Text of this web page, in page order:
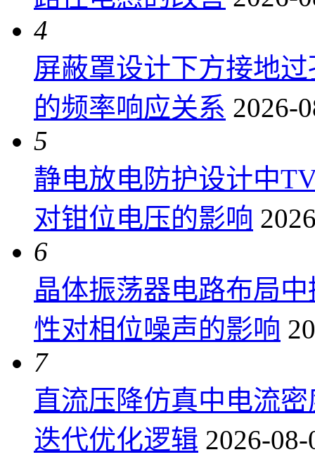
4
屏蔽罩设计下方接地
的频率响应关系 2026-
5
静电放电防护设计中
对钳位电压的影响
6
晶体振荡器电路布局
性对相位噪声的影响
7
直流压降仿真中电流
迭代优化逻辑 2026-